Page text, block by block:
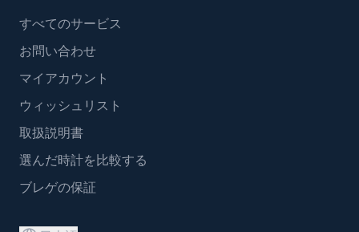
すべてのサービス
お問い合わせ
マイアカウント
ウィッシュリスト
取扱説明書
選んだ時計を比較する
ブレゲの保証